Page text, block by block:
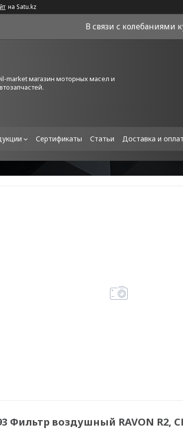
на Satu.kz
В связи с колебаниями
market магазин моторных масел и
Сертификаты Статьи Доставка и
Фильтр воздушный RAVON R2,